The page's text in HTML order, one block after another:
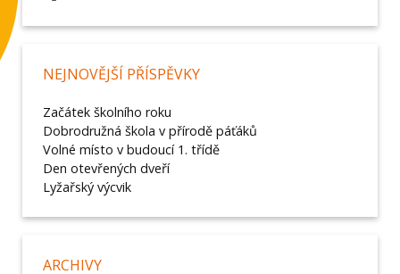
NEJNOVĚJŠÍ PŘÍSPĚVKY
Začátek školního roku
Dobrodružná škola v přírodě páťáků
Volné místo v budoucí 1. třídě
Den otevřených dveří
Lyžařský výcvik
ARCHIVY